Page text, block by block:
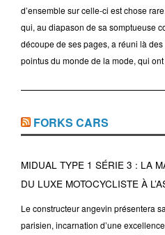
d’ensemble sur celle-ci est chose
qui, au diapason de sa somptueuse
découpe de ses pages, a réuni là
pointus du monde de la mode, qui
FORKS CARS
MIDUAL TYPE 1 SÉRIE 3 : LA
DU LUXE MOTOCYCLISTE À
Le constructeur angevin présentera
parisien, incarnation d’une